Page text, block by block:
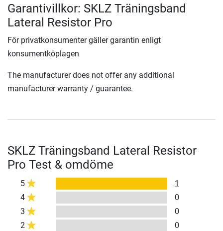
Garantivillkor: SKLZ Träningsband
Lateral Resistor Pro
För privatkonsumenter gäller garantin enligt
konsumentköplagen
The manufacturer does not offer any additional
manufacturer warranty / guarantee.
SKLZ Träningsband Lateral Resistor
Pro Test & omdöme
5
1
4
0
3
0
2
0